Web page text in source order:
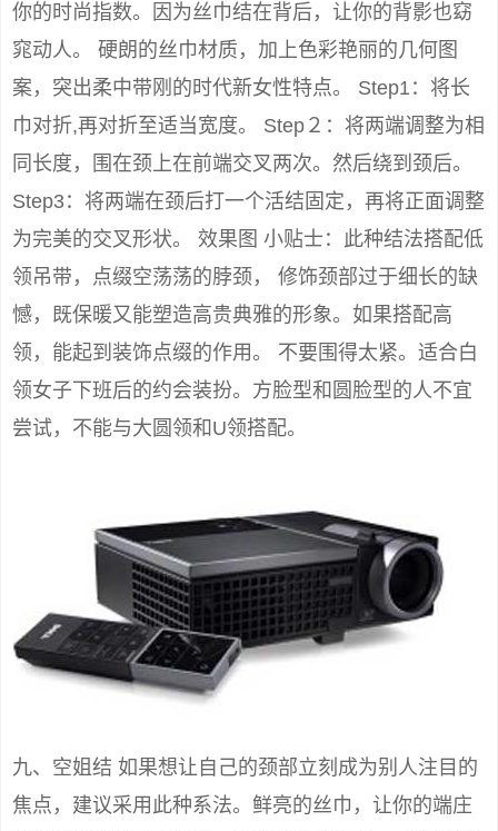
你的时尚指数。因为丝巾结在背后，让你的背影也窈
窕动人。 硬朗的丝巾材质，加上色彩艳丽的几何图
案，突出柔中带刚的时代新女性特点。 Step1：将长
巾对折,再对折至适当宽度。 Step２：将两端调整为相
同长度，围在颈上在前端交叉两次。然后绕到颈后。
Step3：将两端在颈后打一个活结固定，再将正面调整
为完美的交叉形状。 效果图 小贴士：此种结法搭配低
领吊带，点缀空荡荡的脖颈， 修饰颈部过于细长的缺
憾，既保暖又能塑造高贵典雅的形象。如果搭配高
领，能起到装饰点缀的作用。 不要围得太紧。适合白
领女子下班后的约会装扮。方脸型和圆脸型的人不宜
尝试，不能与大圆领和U领搭配。
九、空姐结 如果想让自己的颈部立刻成为别人注目的
焦点，建议采用此种系法。鲜亮的丝巾，让你的端庄